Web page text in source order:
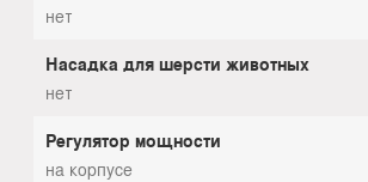
нет
Насадка для шерсти животных
нет
Регулятор мощности
на корпусе